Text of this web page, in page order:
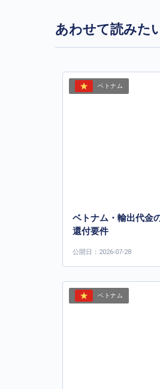
あわせて読みた
ベトナム
ベトナム・輸出代金
還付要件
公開日：2026-07-28
ベトナム